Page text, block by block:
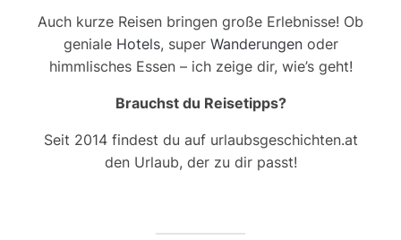
Auch kurze Reisen bringen große Erlebnisse! Ob
geniale Hotels, super Wanderungenoder
himmlisches Essen – ich zeige dir, wie’s geht!
Brauchst du Reisetipps?
Seit 2014 findest du auf urlaubsgeschichten.at
den Urlaub, der zu dir passt!